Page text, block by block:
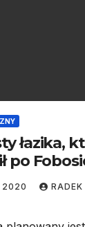
łazika,
po
2020
RADEK